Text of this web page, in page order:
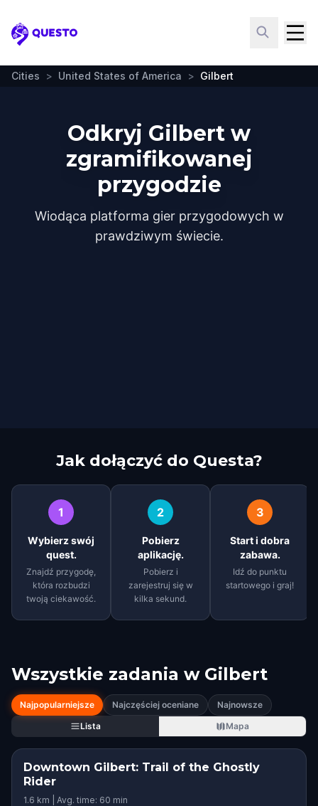
Questo
Cities > United States of America > Gilbert
Odkryj Gilbert w
zgramifikowanej
przygodzie
Wiodąca platforma gier przygodowych w
prawdziwym świecie.
Jak dołączyć do Questa?
1
Wybierz swój
quest.
Znajdź przygodę,
która rozbudzi
twoją ciekawość.
2
Pobierz
aplikację.
Pobierz i
zarejestruj się w
kilka sekund.
3
Start i dobra
zabawa.
Idź do punktu
startowego i graj!
Wszystkie zadania w Gilbert
Najpopularniejsze Najczęściej oceniane
Najnowsze
Lista
Mapa
Downtown Gilbert: Trail of the Ghostly
Rider
1.6 km | Avg. time: 60 min